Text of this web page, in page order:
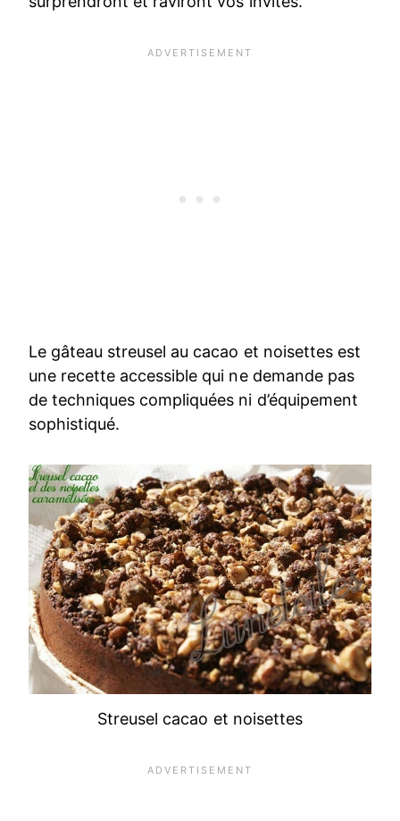
Le gâteau streusel au cacao et noisettes est
une recette accessible qui ne demande pas
de techniques compliquées ni d’équipement
sophistiqué.
Streusel cacao et noisettes